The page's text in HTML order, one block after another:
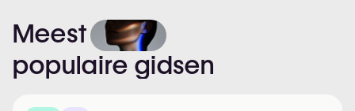
Meest
populaire gidsen